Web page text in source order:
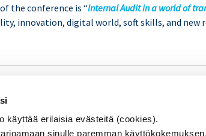
käyttää erilaisia evästeitä (cookies).
sinulle paremman
the conference is “Internal Audit in a world of
innovation, digital world, soft skills, and new
KOULUTUS &
AJANKOHTAISTA